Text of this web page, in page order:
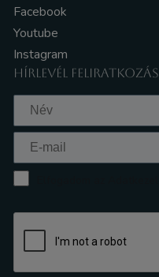
Facebook
Youtube
Instagram
HÍRLEVÉL FELIRATKOZÁS